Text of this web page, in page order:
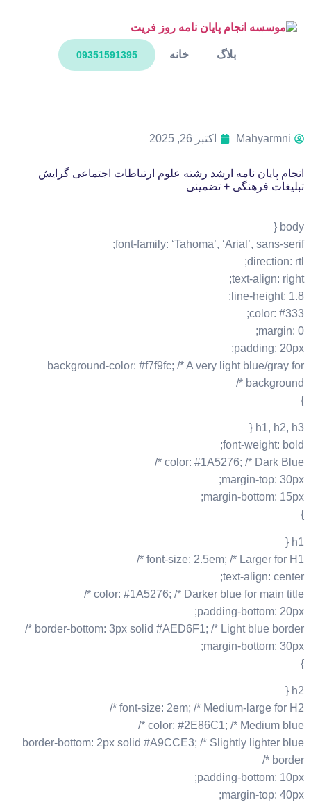
خانه بلاگ 09351591395
Mahyarmni اکتبر 26, 2025
انجام پایان نامه ارشد رشته علوم ارتباطات اجتماعی گرایش
تبلیغات فرهنگی + تضمینی
body {
font-family: ‘Tahoma’, ‘Arial’, sans-serif;
direction: rtl;
text-align: right;
line-height: 1.8;
color: #333;
margin: 0;
padding: 20px;
background-color: #f7f9fc; /* A very light blue/gray for
background */
}
h1, h2, h3 {
font-weight: bold;
color: #1A5276; /* Dark Blue */
margin-top: 30px;
margin-bottom: 15px;
}
h1 {
font-size: 2.5em; /* Larger for H1 */
text-align: center;
color: #1A5276; /* Darker blue for main title */
padding-bottom: 20px;
border-bottom: 3px solid #AED6F1; /* Light blue border */
margin-bottom: 30px;
}
h2 {
font-size: 2em; /* Medium-large for H2 */
color: #2E86C1; /* Medium blue */
border-bottom: 2px solid #A9CCE3; /* Slightly lighter blue
border */
padding-bottom: 10px;
margin-top: 40px;